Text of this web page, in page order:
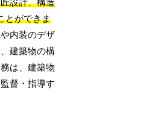
設計、構造
とができま
内装のデザ
建築物の構
は、建築物
督・指導す